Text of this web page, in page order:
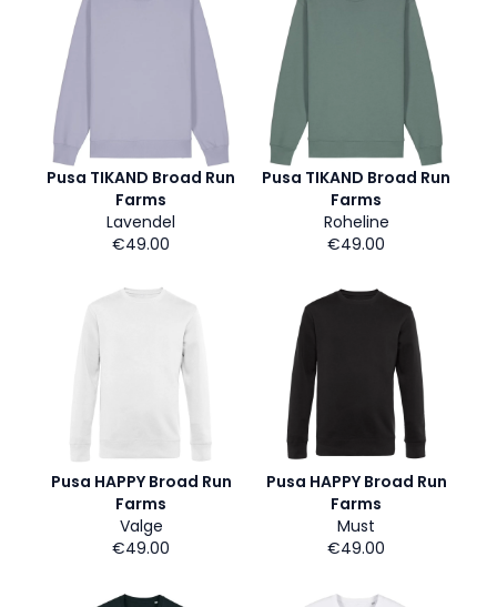
Pusa TIKAND Broad Run
Farms
Lavendel
€49.00
Pusa TIKAND Broad Run
Farms
Roheline
€49.00
Pusa HAPPY Broad Run
Farms
Valge
€49.00
Pusa HAPPY Broad Run
Farms
Must
€49.00